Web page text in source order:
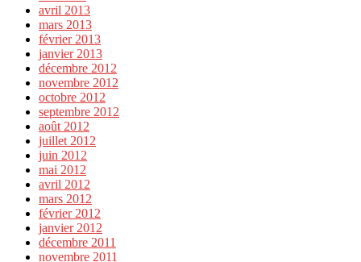
avril 2013
mars 2013
février 2013
janvier 2013
décembre 2012
novembre 2012
octobre 2012
septembre 2012
août 2012
juillet 2012
juin 2012
mai 2012
avril 2012
mars 2012
février 2012
janvier 2012
décembre 2011
novembre 2011